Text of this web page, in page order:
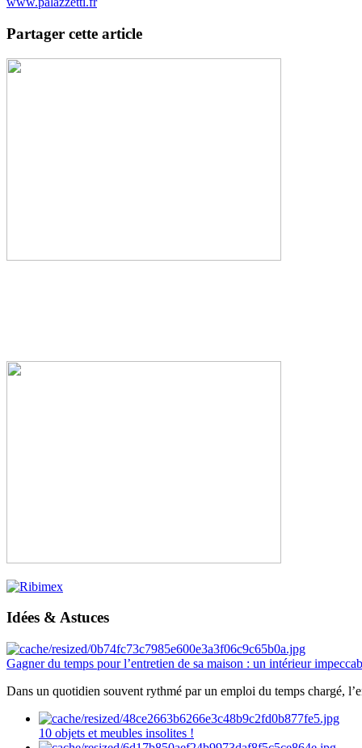
Partager cette article
Idées & Astuces
Gagner du temps pour l’entretien de sa maison : un intérieur
Dans un quotidien souvent rythmé par un emploi du temps chargé,
10 objets et meubles insolites !